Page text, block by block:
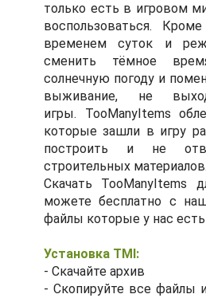
только есть в игровом
воспользоваться.
временем суток и
сменить тёмное
солнечную погоду и
выживание, не
игры. TooManyItems
которые зашли в игру
построить и не
строительных материалов.
Скачать TooManyItems
можете бесплатно с
файлы которые у нас есть
Установка TMI:
- Скачайте архив
- Скопируйте все файлы